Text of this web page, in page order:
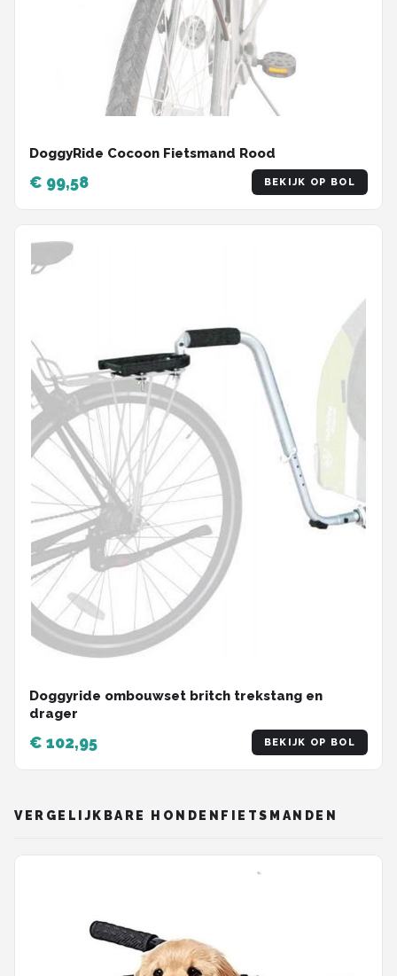
DoggyRide Cocoon Fietsmand Rood
€ 99,58 BEKIJK OP BOL
Doggyride ombouwset britch trekstang en
drager
€ 102,95 BEKIJK OP BOL
VERGELIJKBARE HONDENFIETSMANDEN